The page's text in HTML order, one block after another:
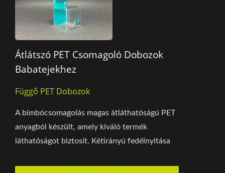
Átlátszó PET Csomagoló Dobozok
Babatejekhez
Függő PET Dobozok
A bimbócsomagolás magas átláthatóságú PET
anyagból készült, amely kiváló termék
láthatóságot biztosít. Kétirányú fedélnyitása